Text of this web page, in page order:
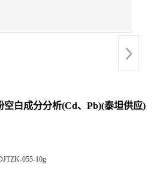
空白成分分析(Cd、Pb)(泰坦供应)
055-10g